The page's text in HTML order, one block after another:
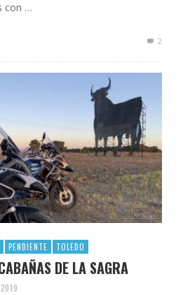
con …
2
PENDIENTE TOLEDO
DE LA SAGRA